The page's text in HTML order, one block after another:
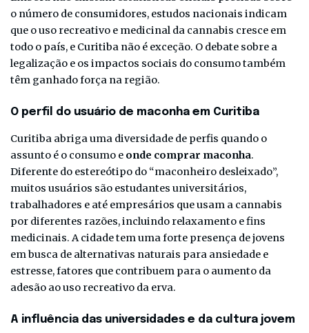
o número de consumidores, estudos nacionais indicam
que o uso recreativo e medicinal da cannabis cresce em
todo o país, e Curitiba não é exceção. O debate sobre a
legalização e os impactos sociais do consumo também
têm ganhado força na região.
O perfil do usuário de maconha em Curitiba
Curitiba abriga uma diversidade de perfis quando o
assunto é o consumo e onde comprar maconha.
Diferente do estereótipo do “maconheiro desleixado”,
muitos usuários são estudantes universitários,
trabalhadores e até empresários que usam a cannabis
por diferentes razões, incluindo relaxamento e fins
medicinais. A cidade tem uma forte presença de jovens
em busca de alternativas naturais para ansiedade e
estresse, fatores que contribuem para o aumento da
adesão ao uso recreativo da erva.
A influência das universidades e da cultura jovem